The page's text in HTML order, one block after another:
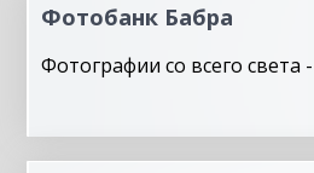
Фотобанк Бабра
Фотографии со всего света